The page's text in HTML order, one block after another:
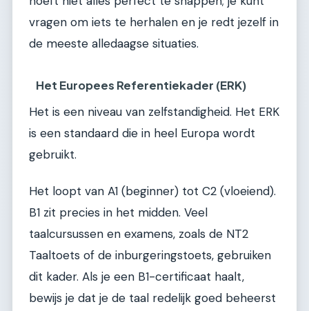
vragen om iets te herhalen en je redt jezelf in
de meeste alledaagse situaties.
Het Europees Referentiekader (ERK)
Het is een niveau van zelfstandigheid. Het ERK
is een standaard die in heel Europa wordt
gebruikt.
Het loopt van A1 (beginner) tot C2 (vloeiend).
B1 zit precies in het midden. Veel
taalcursussen en examens, zoals de NT2
Taaltoets of de inburgeringstoets, gebruiken
dit kader. Als je een B1-certificaat haalt,
bewijs je dat je de taal redelijk goed beheerst